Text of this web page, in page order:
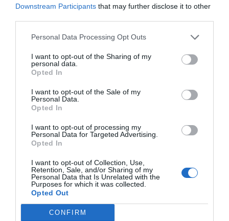
Downstream Participants that may further disclose it to other
Personal Data Processing Opt Outs
I want to opt-out of the Sharing of my
personal data.
Opted In
I want to opt-out of the Sale of my
Personal Data.
Opted In
I want to opt-out of processing my
Personal Data for Targeted Advertising.
Opted In
I want to opt-out of Collection, Use,
Retention, Sale, and/or Sharing of my
Personal Data that Is Unrelated with the
Purposes for which it was collected.
Opted Out
CONFIRM
Ο ΚΑΙΡΟΣ